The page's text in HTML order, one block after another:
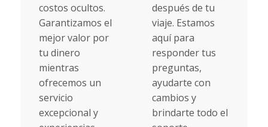
costos ocultos.
Garantizamos el
mejor valor por
tu dinero
mientras
ofrecemos un
servicio
excepcional y
después de tu
viaje. Estamos
aquí para
responder tus
preguntas,
ayudarte con
cambios y
brindarte todo el